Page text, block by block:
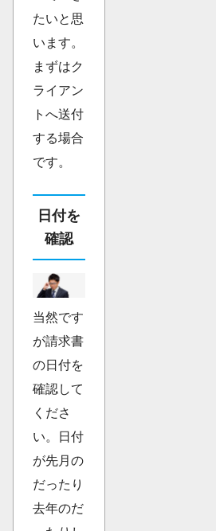
たいと思
います。
まずはク
ライアン
トへ送付
する場合
です。
日付を
確認
当然です
が請求書
の日付を
確認して
くださ
い。日付
が先月の
だったり
去年のだ